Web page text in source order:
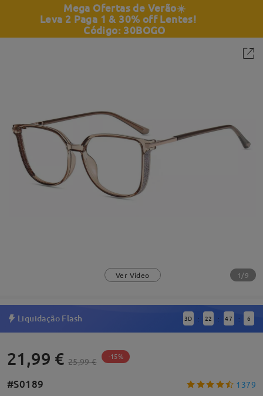
Mega Ofertas de Verão☀️
Leva 2 Paga 1 & 30% off Lentes!
Código: 30BOGO
Ver Vídeo 1/9
Liquidação Flash 3D : 22 : 47 : 6
21,99 € 25,99 € -15%
#S0189 1379